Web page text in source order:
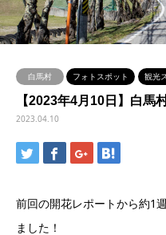
白馬村 フォトスポット 観光
【2023年4月10日】白
2023.04.10
前回の開花レポートから約1
ました！